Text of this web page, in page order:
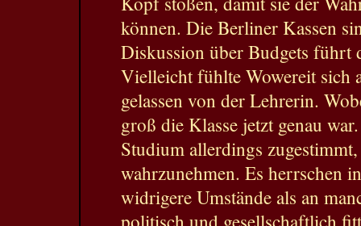
können. Die Berliner Kassen
Diskussion über Budgets führt
Vielleicht fühlte Wowereit sich
gelassen von der Lehrerin.
groß die Klasse jetzt genau
Studium allerdings
wahrzunehmen. Es herrschen
widrigere Umstände als an